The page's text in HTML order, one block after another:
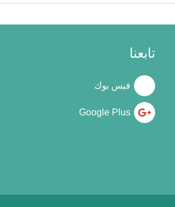
تابعنا
فيس بوك
Google Plus